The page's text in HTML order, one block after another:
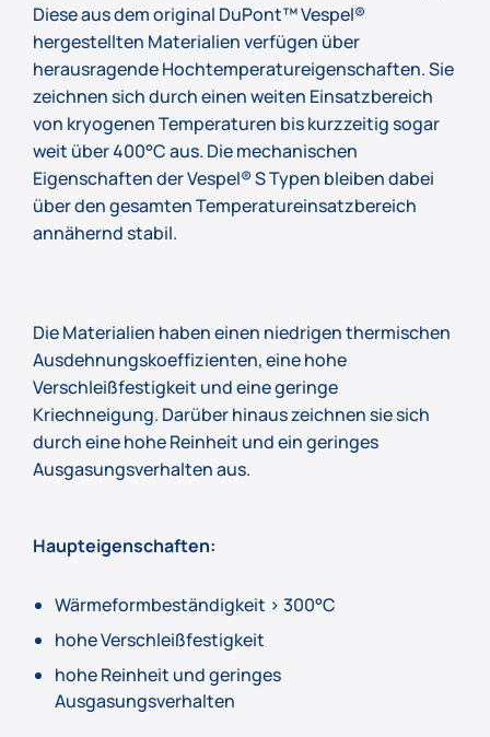
Diese aus dem original DuPont™ Vespel®
hergestellten Materialien verfügen über
herausragende Hochtemperatureigenschaften. Sie
zeichnen sich durch einen weiten Einsatzbereich
von kryogenen Temperaturen bis kurzzeitig sogar
weit über 400°C aus. Die mechanischen
Eigenschaften der Vespel® S Typen bleiben dabei
über den gesamten Temperatureinsatzbereich
annähernd stabil.
Die Materialien haben einen niedrigen thermischen
Ausdehnungskoeffizienten, eine hohe
Verschleißfestigkeit und eine geringe
Kriechneigung. Darüber hinaus zeichnen sie sich
durch eine hohe Reinheit und ein geringes
Ausgasungsverhalten aus.
Haupteigenschaften:
Wärmeformbeständigkeit > 300°C
hohe Verschleißfestigkeit
hohe Reinheit und geringes
Ausgasungsverhalten